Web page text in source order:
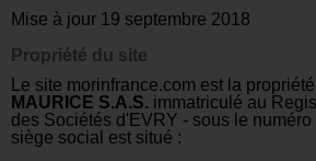
Mise à jour 19 septembre 2018
Propriété du site
Le site morinfrance.com est la
MAURICE S.A.S. immatriculé au
des Sociétés d'EVRY - sous le numéro
siège social est situé :